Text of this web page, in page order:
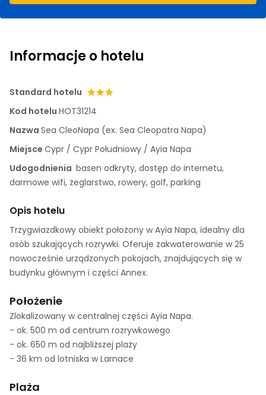
Informacje o hotelu
Standard hotelu
Kod hotelu HOT31214
Nazwa Sea CleoNapa (ex. Sea Cleopatra Napa)
Miejsce Cypr / Cypr Południowy / Ayia Napa
Udogodnienia basen odkryty, dostęp do internetu,
darmowe wifi, żeglarstwo, rowery, golf, parking
Opis hotelu
Trzygwiazdkowy obiekt położony w Ayia Napa, idealny dla
osób szukających rozrywki. Oferuje zakwaterowanie w 25
nowocześnie urządzonych pokojach, znajdujących się w
budynku głównym i części Annex.
Położenie
Zlokalizowany w centralnej części Ayia Napa.
- ok. 500 m od centrum rozrywkowego
- ok. 650 m od najbliższej plaży
- 36 km od lotniska w Larnace
Plaża